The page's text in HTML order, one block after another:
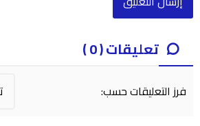
تعليقات ( 0 )
فرز التعليقات حسب: